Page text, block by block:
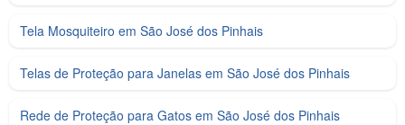
Tela Mosquiteiro em São José dos Pinhais
Telas de Proteção para Janelas em São José dos Pinhais
Rede de Proteção para Gatos em São José dos Pinhais